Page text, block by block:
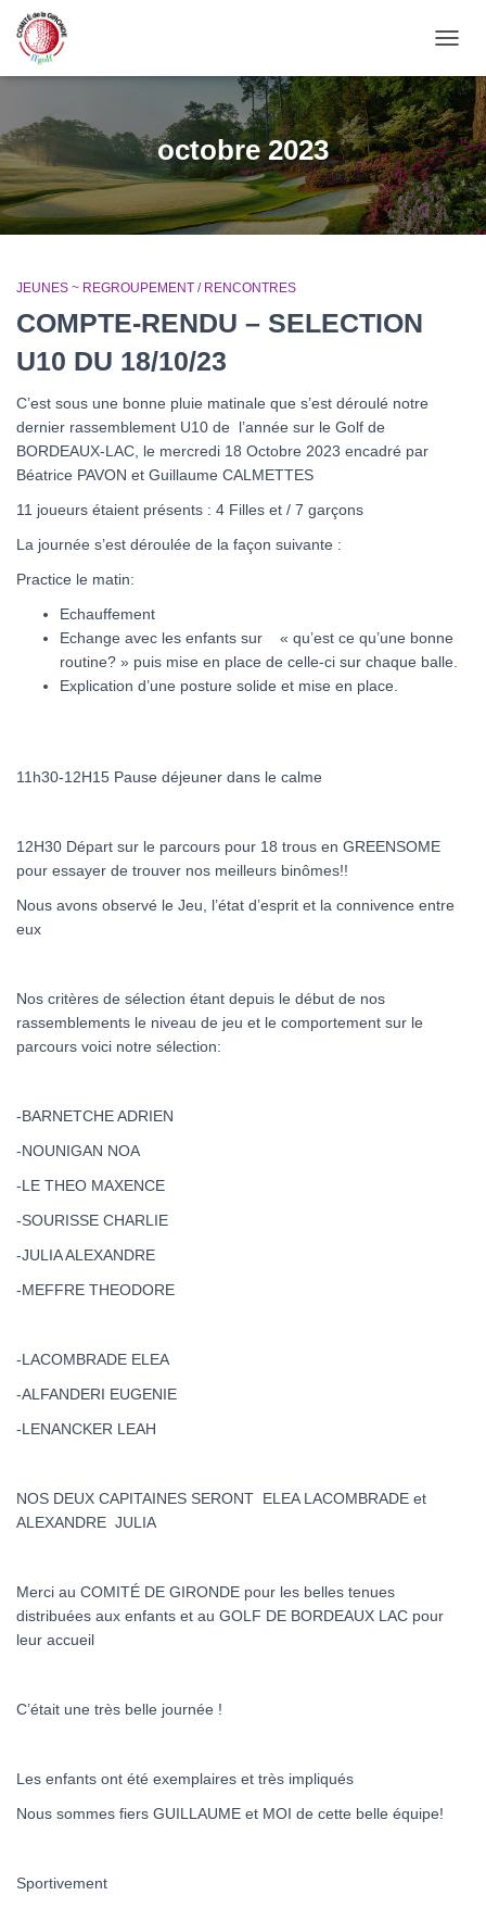
octobre 2023
JEUNES ~ REGROUPEMENT / RENCONTRES
COMPTE-RENDU – SELECTION
U10 DU 18/10/23
C’est sous une bonne pluie matinale que s’est déroulé notre
dernier rassemblement U10 de l’année sur le Golf de
BORDEAUX-LAC, le mercredi 18 Octobre 2023 encadré par
Béatrice PAVON et Guillaume CALMETTES
11 joueurs étaient présents : 4 Filles et / 7 garçons
La journée s’est déroulée de la façon suivante :
Practice le matin:
Echauffement
Echange avec les enfants sur « qu’est ce qu’une bonne
routine? » puis mise en place de celle-ci sur chaque balle.
Explication d’une posture solide et mise en place.
11h30-12H15 Pause déjeuner dans le calme
12H30 Départ sur le parcours pour 18 trous en GREENSOME
pour essayer de trouver nos meilleurs binômes!!
Nous avons observé le Jeu, l’état d’esprit et la connivence entre
eux
Nos critères de sélection étant depuis le début de nos
rassemblements le niveau de jeu et le comportement sur le
parcours voici notre sélection:
-BARNETCHE ADRIEN
-NOUNIGAN NOA
-LE THEO MAXENCE
-SOURISSE CHARLIE
-JULIA ALEXANDRE
-MEFFRE THEODORE
-LACOMBRADE ELEA
-ALFANDERI EUGENIE
-LENANCKER LEAH
NOS DEUX CAPITAINES SERONT ELEA LACOMBRADE et
ALEXANDRE JULIA
Merci au COMITÉ DE GIRONDE pour les belles tenues
distribuées aux enfants et au GOLF DE BORDEAUX LAC pour
leur accueil
C’était une très belle journée !
Les enfants ont été exemplaires et très impliqués
Nous sommes fiers GUILLAUME et MOI de cette belle équipe!
Sportivement